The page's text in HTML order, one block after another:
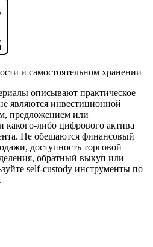
и самостоятельном хранении
описывают практическое
являются инвестиционной
предложением или
либо цифрового актива
Не обещаются финансовый
доступность торговой
обратный выкуп или
self-custody инструменты по